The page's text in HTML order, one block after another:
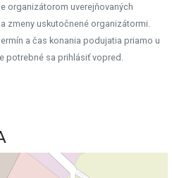
organizátorom uverejňovaných
zmeny uskutočnené organizátormi.
a čas konania podujatia priamo u
potrebné sa prihlásiť vopred.